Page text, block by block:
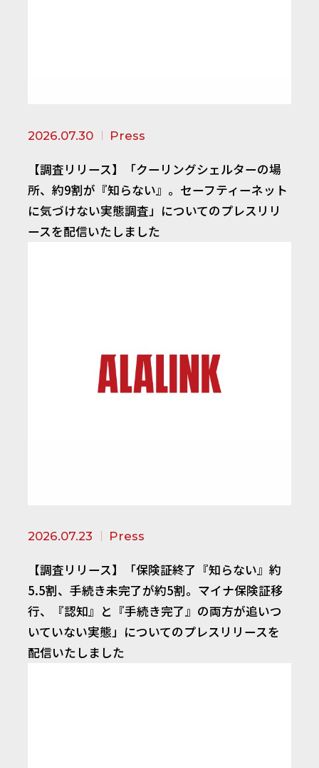
2026.07.30 Press
【調査リリース】「クーリングシェルターの場
所、約9割が『知らない』。セーフティーネット
に気づけない実態調査」についてのプレスリリ
ースを配信いたしました
2026.07.23 Press
【調査リリース】「保険証終了『知らない』約
5.5割、手続き未完了が約5割。マイナ保険証移
行、『認知』と『手続き完了』の両方が追いつ
いていない実態」についてのプレスリリースを
配信いたしました